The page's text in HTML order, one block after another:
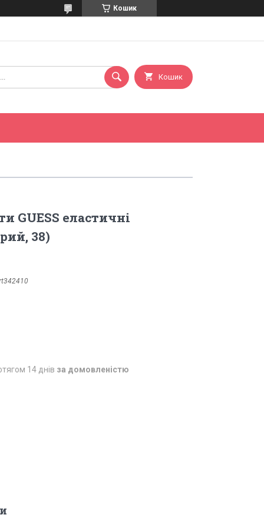
Кошик
Кошик
GUESS еластичні
38)
14 днів за домовленістю